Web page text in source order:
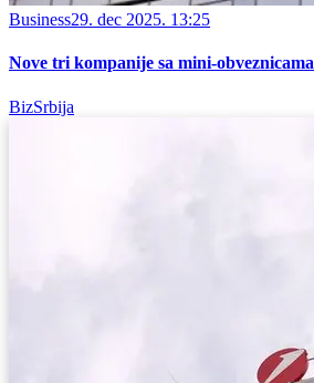
Business29. dec 2025. 13:25
Nove tri kompanije sa mini-
BizSrbija